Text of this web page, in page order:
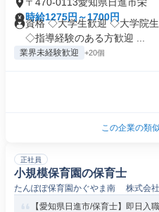
時給1275円～1700円
資格 ◇大学生歓迎 ◇大学院
◇指導経験のある方歓迎 ...
業界未経験歓迎 +20個
この企業の類
正社員
小規模保育園の保育士
たんぽぽ保育園かぐやま南 株式会社
【愛知県日進市/保育士】即日